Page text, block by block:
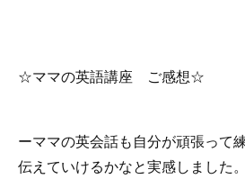
☆ママの英語講座 ご感想☆
ーママの英会話も自分が頑張って
伝えていけるかなと実感しました